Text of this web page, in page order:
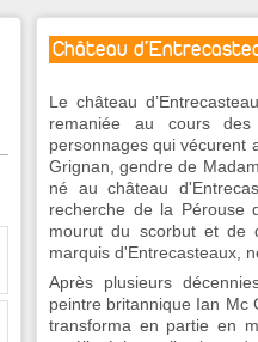
Château
Le château
remaniée au cours
personnages qui vécurent
Grignan, gendre de
né au château
recherche de la Pérouse
mourut du scorbut et de
marquis d'Entrecasteaux,
Après plusieurs
peintre britannique Ian Mc
transforma en partie en